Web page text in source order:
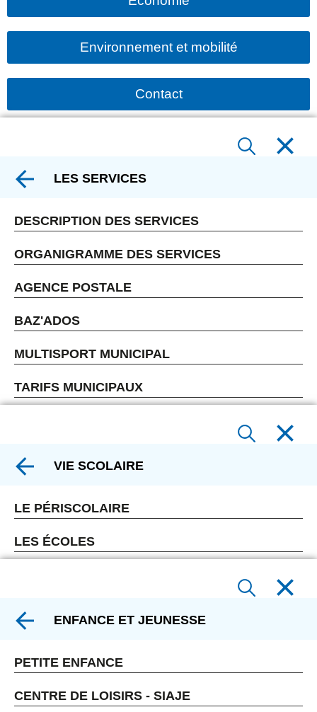
Environnement et mobilité
Contact
LES SERVICES
DESCRIPTION DES SERVICES
ORGANIGRAMME DES SERVICES
AGENCE POSTALE
BAZ'ADOS
MULTISPORT MUNICIPAL
TARIFS MUNICIPAUX
VIE SCOLAIRE
LE PÉRISCOLAIRE
LES ÉCOLES
ENFANCE ET JEUNESSE
PETITE ENFANCE
CENTRE DE LOISIRS - SIAJE